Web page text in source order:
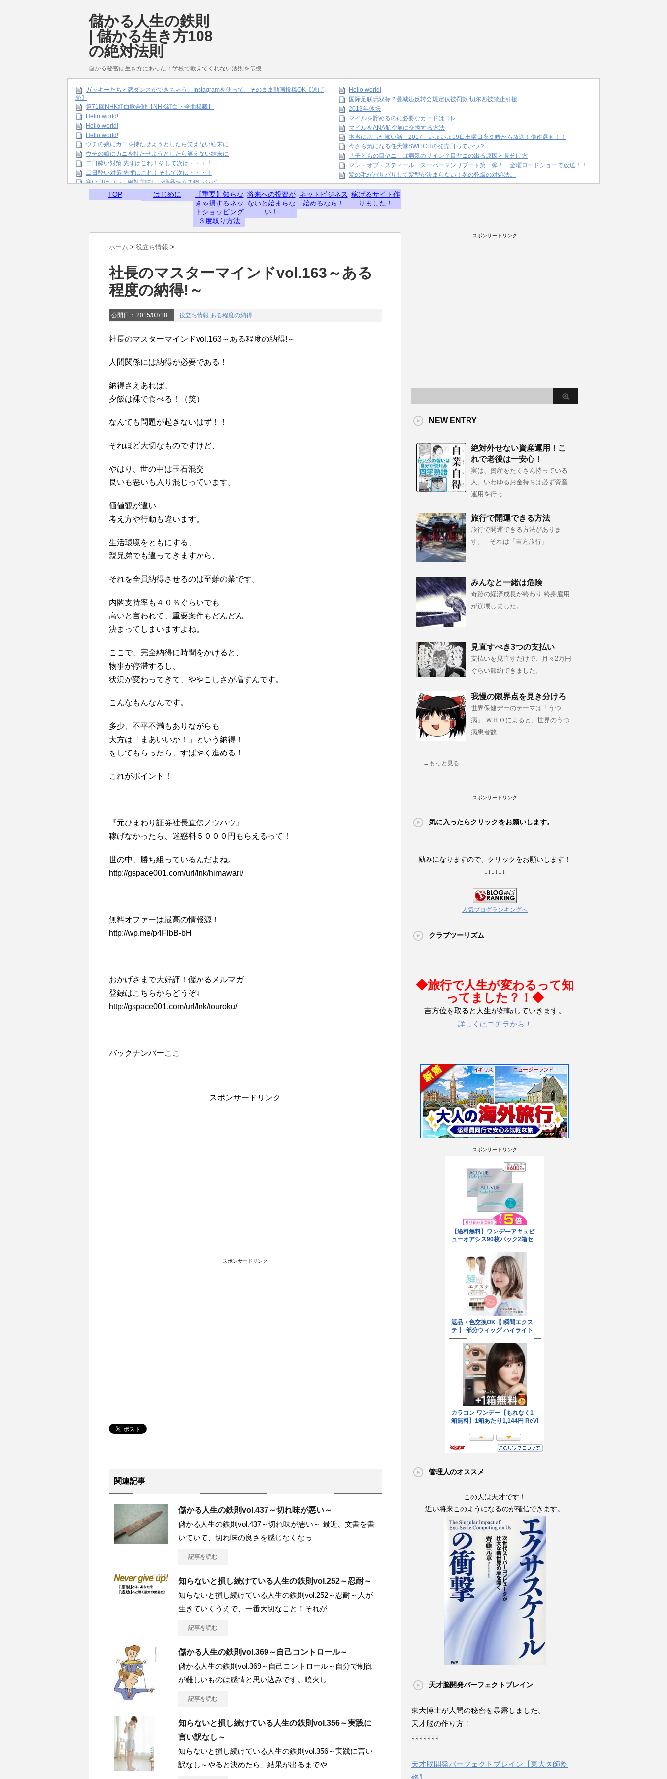
儲かる人生の鉄則
| 儲かる生き方108
の絶対法則
儲かる秘密は生き方にあった！学校で教えてくれない法則を伝授
ガッキーたちと恋ダンスができちゃう。Instagramを使って、そのまま動画投稿OK【逃げ
恥】
第71回NHK紅白歌合戦【NHK紅白・全曲掲載】
Hello world!
Hello world!
Hello world!
ウチの娘にカニを持たせようとしたら笑えない結末に
ウチの娘にカニを持たせようとしたら笑えない結末に
二日酔い対策 先ずはこれ！そして次は・・・！
二日酔い対策 先ずはこれ！そして次は・・・！
寒い日はコレ。絶対美味しい絶品キムチ鍋レシピ
Powered by livedoor 相互RSS
Hello world!
国际足联玩双标？曼城违反转会规定仅被罚款 切尔西被禁止引援
2013年体坛
マイルを貯めるのに必要なカードはコレ
マイルをANA航空券に交換する方法
本当にあった怖い話 2017 いよいよ19日土曜日夜９時から放送！傑作選も！！
今さら気になる任天堂SWITCHの発売日っていつ？
「子どもの目ヤニ」は病気のサイン？目ヤニの出る原因と見分け方
マン・オブ・スティール スーパーマンリブート第一弾！ 金曜ロードショーで放送！！
髪の毛がパサパサして髪型が決まらない！冬の乾燥の対処法。
TOP はじめに
【重要】知らな
きゃ損するネッ
トショッピング
３度取り方法
将来への投資が
ないと始まらな
い！
ネットビジネス
始めるなら！
稼げるサイト作
りました！
ホーム > 役立ち情報 >
社長のマスターマインドvol.163～ある
程度の納得!～
公開日： 2015/03/18 : 役立ち情報 ある程度の納得
社長のマスターマインドvol.163～ある程度の納得!～
人間関係には納得が必要である！
納得さえあれば、
夕飯は裸で食べる！（笑）
なんても問題が起きないはず！！
それほど大切なものですけど、
やはり、世の中は玉石混交
良いも悪いも入り混じっています。
価値観が違い
考え方や行動も違います。
生活環境をともにする、
親兄弟でも違ってきますから、
それを全員納得させるのは至難の業です。
内閣支持率も４０％ぐらいでも
高いと言われて、重要案件もどんどん
決まってしまいますよね。
ここで、完全納得に時間をかけると、
物事が停滞するし、
状況が変わってきて、ややこしさが増すんです。
こんなもんなんです。
多少、不平不満もありながらも
大方は「まあいいか！」という納得！
をしてもらったら、すばやく進める！
これがポイント！
『元ひまわり証券社長直伝ノウハウ』
稼げなかったら、迷惑料５０００円もらえるって！
世の中、勝ち組っているんだよね。
http://gspace001.com/url/lnk/himawari/
無料オファーは最高の情報源！
http://wp.me/p4FlbB-bH
おかげさまで大好評！儲かるメルマガ
登録はこちらからどうぞ↓
http://gspace001.com/url/lnk/touroku/
バックナンバーここ
スポンサードリンク
スポンサードリンク
関連記事
儲かる人生の鉄則vol.437～切れ味が悪い～
儲かる人生の鉄則vol.437～切れ味が悪い～ 最近、文書を書
いていて、切れ味の良さを感じなくなっ
記事を読む
知らないと損し続けている人生の鉄則vol.252～忍耐～
知らないと損し続けている人生の鉄則vol.252～忍耐～人が
生きていくうえで、一番大切なこと！それが
記事を読む
儲かる人生の鉄則vol.369～自己コントロール～
儲かる人生の鉄則vol.369～自己コントロール～自分で制御
が難しいものは感情と思い込みです。噴火し
記事を読む
知らないと損し続けている人生の鉄則vol.356～実践に
言い訳なし～
知らないと損し続けている人生の鉄則vol.356～実践に言い
訳なし～やると決めたら、結果が出るまでや
スポンサードリンク
NEW ENTRY
絶対外せない資産運用！こ
れで老後は一安心！
実は、資産をたくさん持っている
人、いわゆるお金持ちは必ず資産
運用を行っ
旅行で開運できる方法
旅行で開運できる方法がありま
す。 それは「吉方旅行」
みんなと一緒は危険
奇跡の経済成長が終わり 終身雇用
が崩壊しました。
見直すべき3つの支払い
支払いを見直すだけで、月々2万円
ぐらい節約できました。
我慢の限界点を見き分けろ
世界保健デーのテーマは「うつ
病」 ＷＨＯによると、世界のうつ
病患者数
→もっと見る
スポンサードリンク
気に入ったらクリックをお願いします。
励みになりますので、クリックをお願いします！
↓↓↓↓↓↓
人気ブログランキングへ
クラブツーリズム
◆旅行で人生が変わるって知
ってました？！◆
吉方位を取ると人生が好転していきます。
詳しくはコチラから！
スポンサードリンク
管理人のオススメ
この人は天才です！
近い将来このようになるのが確信できます。
天才脳開発パーフェクトブレイン
東大博士が人間の秘密を暴露しました。
天才脳の作り方！
↓↓↓↓↓↓↓
天才脳開発パーフェクトブレイン【東大医師監
修】